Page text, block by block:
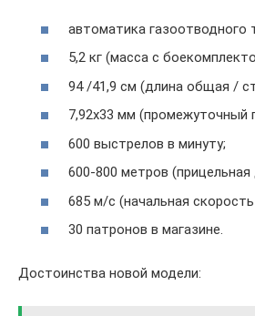
автоматика газоотводного
5,2 кг (масса с
94 /41,9 см (длина общая /
7,92х33 мм (промежуточный
600 выстрелов в минуту;
600-800 метров (прицельная
685 м/с (начальная скорость
30 патронов в магазине.
Достоинства новой модели: